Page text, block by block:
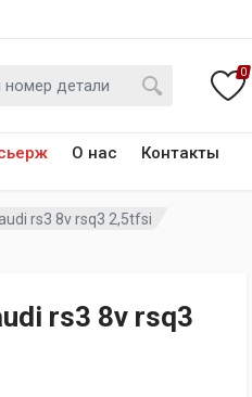
О нас
Контакты
0
rs3 8v rsq3 2,5tfsi
rs3 8v rsq3